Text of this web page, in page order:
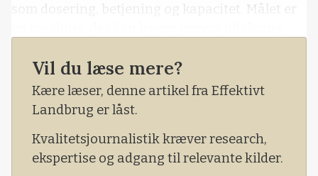
som dosering, betjening og kapacitet. Målet er
tidspres.
Vil du læse mere?
Kære læser, denne artikel fra Effektivt
Landbrug er låst.
Kvalitetsjournalistik kræver research,
ekspertise og adgang til relevante kilder.